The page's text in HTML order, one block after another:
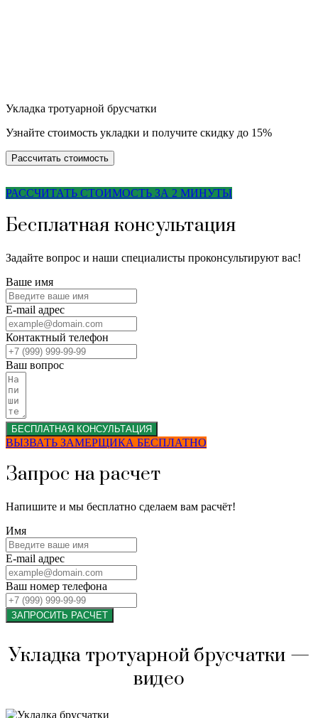
Укладка тротуарной брусчатки
Узнайте стоимость укладки и получите скидку до 15%
Рассчитать стоимость
РАССЧИТАТЬ СТОИМОСТЬ ЗА 2 МИНУТЫ
Бесплатная консультация
Задайте вопрос и наши специалисты проконсультируют вас!
Ваше имя
E-mail адрес
Контактный телефон
Ваш вопрос
БЕСПЛАТНАЯ КОНСУЛЬТАЦИЯ
ВЫЗВАТЬ ЗАМЕРЩИКА БЕСПЛАТНО
Запрос на расчет
Напишите и мы бесплатно сделаем вам расчёт!
Имя
E-mail адрес
Ваш номер телефона
ЗАПРОСИТЬ РАСЧЕТ
Укладка тротуарной брусчатки —
видео